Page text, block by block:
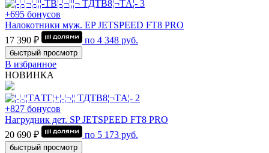
+695 бонусов
Налокотники муж. EP JETSPEED FT8 PRO
17 390 ₽
по 4 348 руб.
быстрый просмотр
В избранное
НОВИНКА
+827 бонусов
Нагрудник дет. SP JETSPEED FT8 PRO
20 690 ₽
по 5 173 руб.
быстрый просмотр